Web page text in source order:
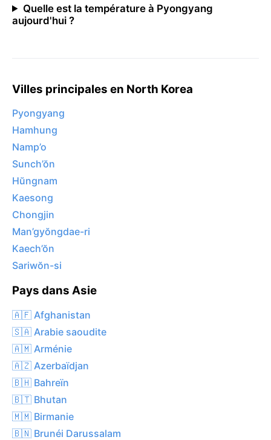
Quelle est la température à Pyongyang
aujourd'hui ?
Villes principales en North Korea
Pyongyang
Hamhung
Namp’o
Sunch’ŏn
Hŭngnam
Kaesong
Chongjin
Man’gyŏngdae-ri
Kaech’ŏn
Sariwŏn-si
Pays dans Asie
🇦🇫 Afghanistan
🇸🇦 Arabie saoudite
🇦🇲 Arménie
🇦🇿 Azerbaïdjan
🇧🇭 Bahreïn
🇧🇹 Bhutan
🇲🇲 Birmanie
🇧🇳 Brunéi Darussalam